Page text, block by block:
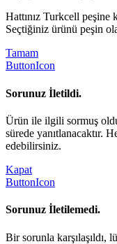
Hattınız Turkcell
Seçtiğiniz ürünü peşin
Tamam
ButtonIcon
Sorunuz İletildi.
Ürün ile ilgili sormuş
sürede yanıtlanacaktır.
edebilirsiniz.
Kapat
ButtonIcon
Sorunuz İletilemedi.
Bir sorunla karşılaşıldı,